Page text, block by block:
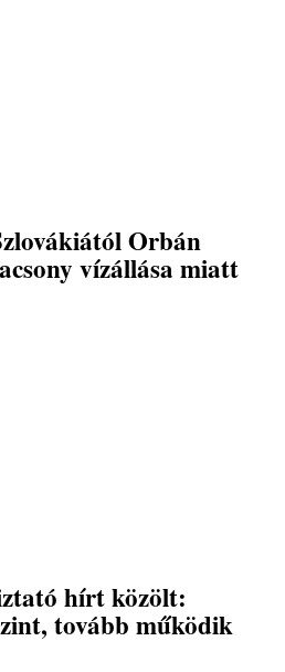
Orbán
vízállása miatt
hírt közölt:
tovább működik